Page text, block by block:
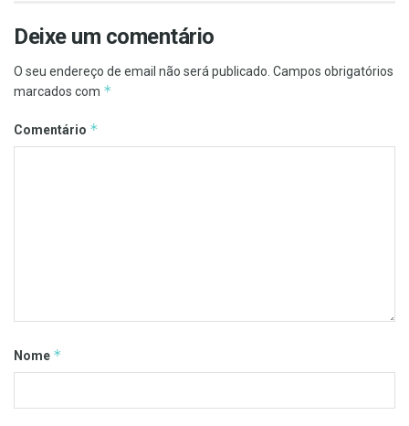
Deixe um comentário
O seu endereço de email não será publicado. Campos obrigatórios
marcados com *
Comentário *
Nome *